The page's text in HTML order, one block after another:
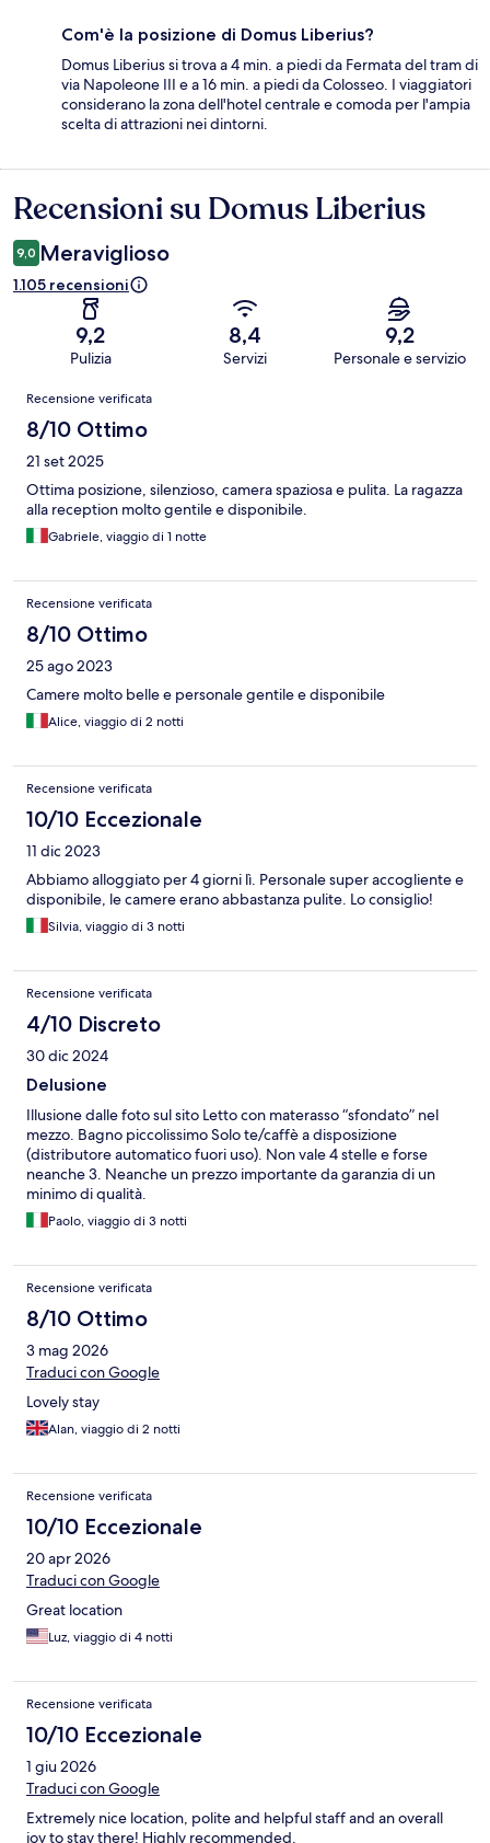
Com'è la posizione di Domus Liberius?
Domus Liberius si trova a 4 min. a piedi da Fermata del tram di
via Napoleone III e a 16 min. a piedi da Colosseo. I viaggiatori
considerano la zona dell'hotel centrale e comoda per l'ampia
scelta di attrazioni nei dintorni.
Recensioni
Recensioni su Domus Liberius
9,0 Meraviglioso
1.105 recensioni
9,2
Pulizia
8,4
Servizi
9,2
Personale e servizio
Recensioni
Recensione verificata
8/10 Ottimo
21 set 2025
Ottima posizione, silenzioso, camera spaziosa e pulita. La ragazza
alla reception molto gentile e disponibile.
Gabriele, viaggio di 1 notte
Recensione verificata
8/10 Ottimo
25 ago 2023
Camere molto belle e personale gentile e disponibile
Alice, viaggio di 2 notti
Recensione verificata
10/10 Eccezionale
11 dic 2023
Abbiamo alloggiato per 4 giorni lì. Personale super accogliente e
disponibile, le camere erano abbastanza pulite. Lo consiglio!
Silvia, viaggio di 3 notti
Recensione verificata
4/10 Discreto
30 dic 2024
Delusione
Illusione dalle foto sul sito Letto con materasso “sfondato” nel
mezzo. Bagno piccolissimo Solo te/caffè a disposizione
(distributore automatico fuori uso). Non vale 4 stelle e forse
neanche 3. Neanche un prezzo importante da garanzia di un
minimo di qualità.
Paolo, viaggio di 3 notti
Recensione verificata
8/10 Ottimo
3 mag 2026
Traduci con Google
Lovely stay
Alan, viaggio di 2 notti
Recensione verificata
10/10 Eccezionale
20 apr 2026
Traduci con Google
Great location
Luz, viaggio di 4 notti
Recensione verificata
10/10 Eccezionale
1 giu 2026
Traduci con Google
Extremely nice location, polite and helpful staff and an overall
joy to stay there! Highly recommended.